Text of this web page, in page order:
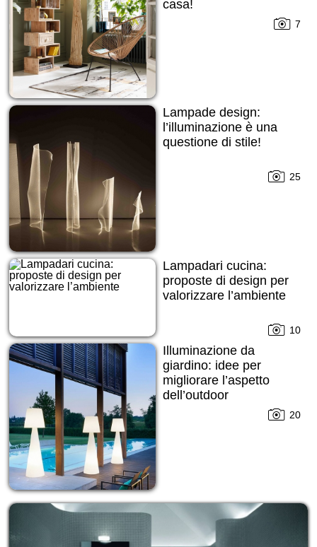
casa!
7
Lampade design:
l’illuminazione è una
questione di stile!
25
Lampadari cucina:
proposte di design per
valorizzare l’ambiente
10
Illuminazione da
giardino: idee per
migliorare l’aspetto
dell’outdoor
20